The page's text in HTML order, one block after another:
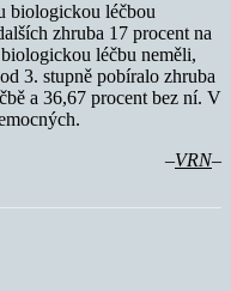
biologickou léčbou
zhruba 17 procent na
léčbu neměli,
3. stupně pobíralo zhruba
a 36,67 procent bez ní. V
–VRN–